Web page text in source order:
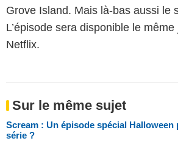
Grove Island. Mais là-bas aussi le
L’épisode sera disponible le
Netflix.
Sur le même sujet
Scream : Un épisode spécial
série ?